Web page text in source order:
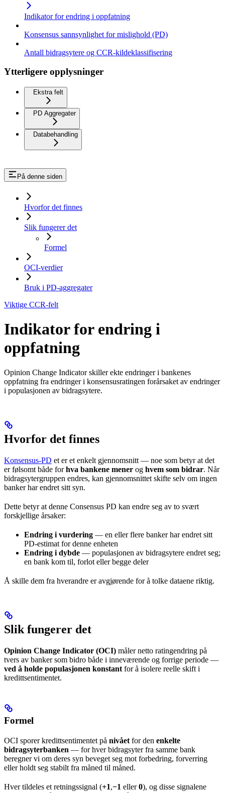
Indikator for endring i oppfatning
Konsensus sannsynlighet for mislighold (PD)
Antall bidragsytere og CCR-kildeklassifisering
Ytterligere opplysninger
Ekstra felt
PD Aggregater
Databehandling
På denne siden
Hvorfor det finnes
Slik fungerer det
Formel
OCI-verdier
Bruk i PD-aggregater
Viktige CCR-felt
Indikator for endring i
oppfatning
Opinion Change Indicator skiller ekte endringer i bankenes
oppfatning fra endringer i konsensusratingen forårsaket av endringer
i populasjonen av bidragsytere.
Hvorfor det finnes
Konsensus-PD et er et enkelt gjennomsnitt — noe som betyr at det
er følsomt både forhva bankene mener og hvem som bidrar. Når
bidragsytergruppen endres, kan gjennomsnittet skifte selv om ingen
banker har endret sitt syn.
Dette betyr at denne Consensus PD kan endre seg av to svært
forskjellige årsaker:
Endring i vurdering — en eller flere banker har endret sitt
PD-estimat for denne enheten
Endring i dybde — populasjonen av bidragsytere endret seg;
en bank kom til, forlot eller begge deler
Å skille dem fra hverandre er avgjørende for å tolke dataene riktig.
Slik fungerer det
Opinion Change Indicator (OCI) måler netto ratingendring på
tvers av banker som bidro både i inneværende og forrige periode —
ved å holde populasjonen konstant for å isolere reelle skift i
kredittsentimentet.
Formel
OCI sporer kredittsentimentet på nivået for den enkelte
bidragsyterbanken — for hver bidragsyter fra samme bank
beregner vi om deres syn beveget seg mot forbedring, forverring
eller holdt seg stabilt fra måned til måned.
Hver tildeles et retningssignal (+1,−1 eller0), og disse signalene